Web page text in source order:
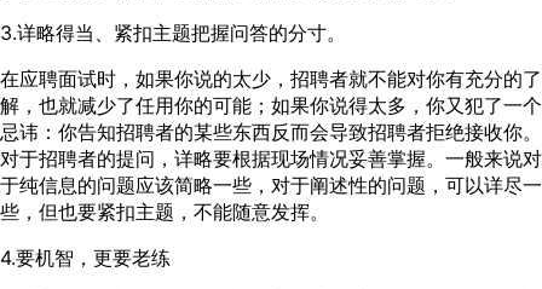
3.详略得当、紧扣主题把握问答的分寸。
在应聘面试时，如果你说的太少，招聘者就不能对你有充分的了
解，也就减少了任用你的可能；如果你说得太多，你又犯了一个
忌讳：你告知招聘者的某些东西反而会导致招聘者拒绝接收你。
对于招聘者的提问，详略要根据现场情况妥善掌握。一般来说对
于纯信息的问题应该简略一些，对于阐述性的问题，可以详尽一
些，但也要紧扣主题，不能随意发挥。
4.要机智，更要老练